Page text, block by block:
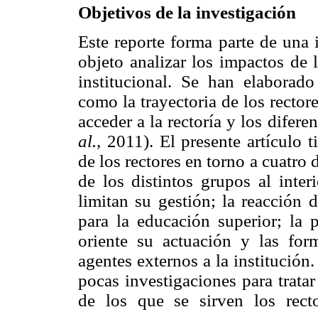
Objetivos de la investigación
Este reporte forma parte de
objeto analizar los impactos de
institucional. Se han
como la trayectoria de los
acceder a la rectoría y los
al., 2011). El presente artículo
de los rectores en torno a cuatro
de los distintos grupos al
limitan su gestión; la reacción
para la educación superior; la
oriente su actuación y las
agentes externos a la
pocas investigaciones para
de los que se sirven los